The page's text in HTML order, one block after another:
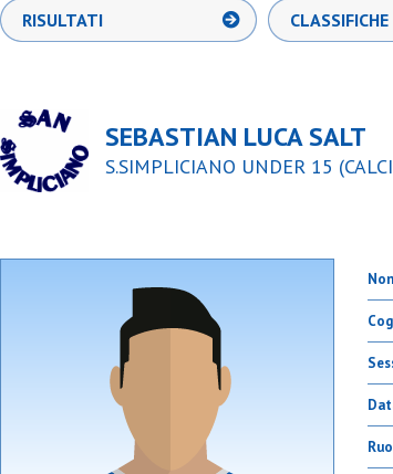
RISULTATI CLASSIFICHE
SEBASTIAN LUCA SALT
S.SIMPLICIANO UNDER 15